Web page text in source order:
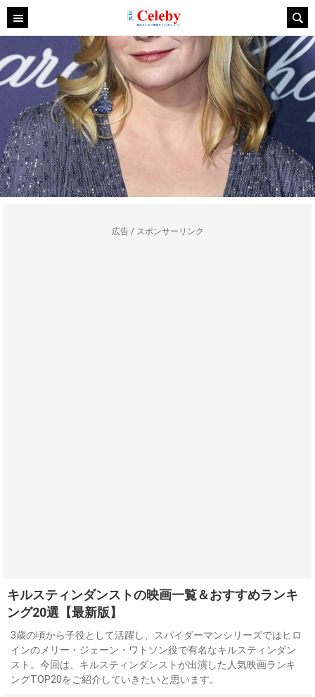
広告 / スポンサーリンク
キルスティンダンストの映画一覧＆おすすめランキ
ング20選【最新版】
3歳の頃から子役として活躍し、スパイダーマンシリーズではヒロ
インのメリー・ジェーン・ワトソン役で有名なキルスティンダン
スト。今回は、キルスティンダンストが出演した人気映画ランキ
ングTOP20をご紹介していきたいと思います。